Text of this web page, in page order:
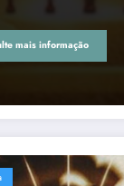
mais informação